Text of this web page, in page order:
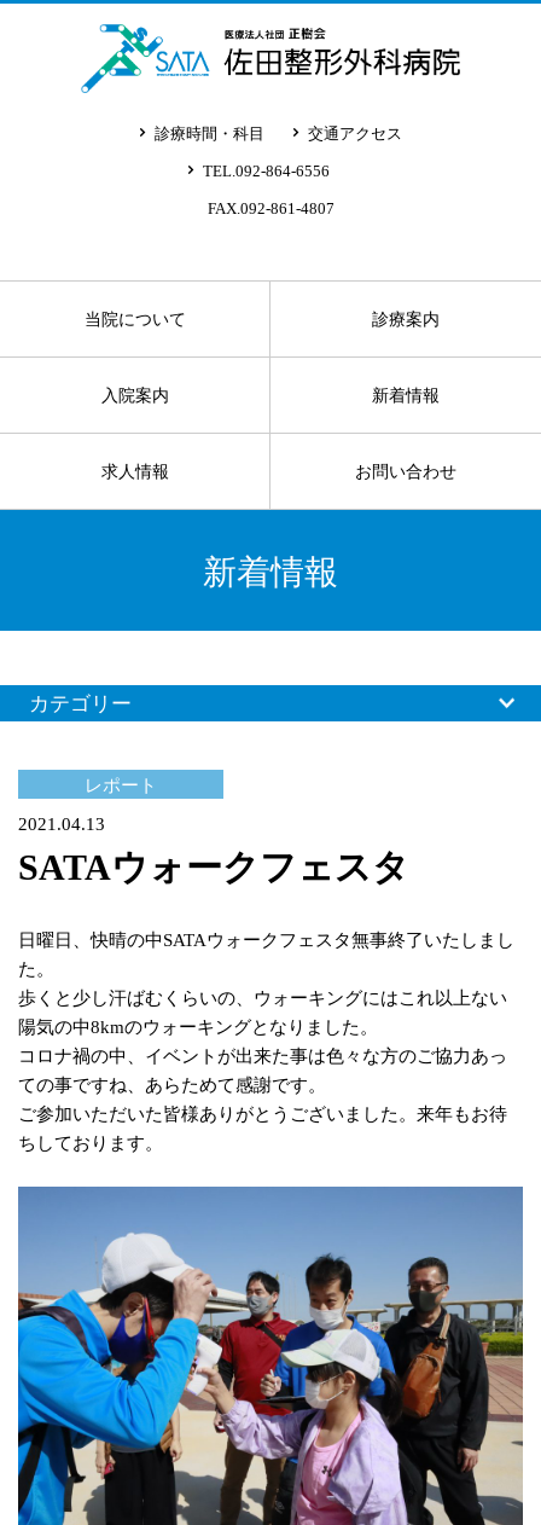
診療時間・科目 交通アクセス
TEL.092-864-6556
FAX.092-861-4807
当院について 診療案内
入院案内 新着情報
求人情報 お問い合わせ
新着情報
カテゴリー
レポート
2021.04.13
SATAウォークフェスタ
日曜日、快晴の中SATAウォークフェスタ無事終了いたしまし
た。
歩くと少し汗ばむくらいの、ウォーキングにはこれ以上ない
陽気の中8kmのウォーキングとなりました。
コロナ禍の中、イベントが出来た事は色々な方のご協力あっ
ての事ですね、あらためて感謝です。
ご参加いただいた皆様ありがとうございました。来年もお待
ちしております。